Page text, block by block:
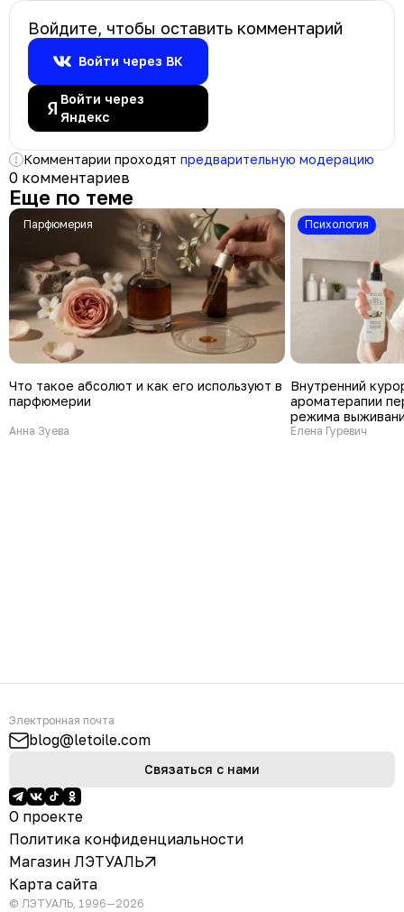
Войдите, чтобы оставить комментарий
Войти через ВК
Войти через
Яндекс
Комментарии проходят предварительную модерацию
0 комментариев
Еще по теме
Парфюмерия
Что такое абсолют и как его используют в
парфюмерии
Анна Зуева
психология
Внутренний
ароматерапии
режима
Елена Гуревич
Электронная почта
blog@letoile.com
Связаться с нами
О проекте
Политика конфиденциальности
Магазин ЛЭТУАЛЬ
Карта сайта
© ЛЭТУАЛЬ, 1996—2026